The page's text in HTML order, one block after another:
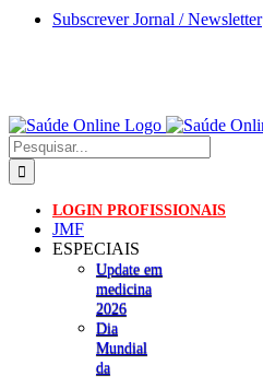
Skip
Subscrever Jornal / Newsletter
Pesquisar
LOGIN PROFISSIONAIS
JMF
ESPECIAIS
Update em
medicina
2026
Dia
Mundial
da